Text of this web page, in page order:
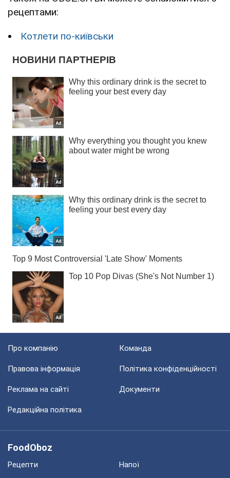
рецептами:
Котлети по-київськи
Про компанію Команда
Правова інформація Політика конфіденційності
Реклама на сайті Документи
Редакційна політика
FoodOboz
Рецепти
Напої